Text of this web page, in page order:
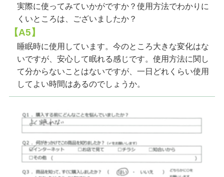
実際に使ってみていかがですか？使用方法でわかりに
くいところは、ございましたか？
【A5】
睡眠時に使用しています。今のところ大きな変化はな
いですが、安心して眠れる感じです。使用方法に関し
て分からないことはないですが、一日どれくらい使用
してよい時間はあるのでしょうか。